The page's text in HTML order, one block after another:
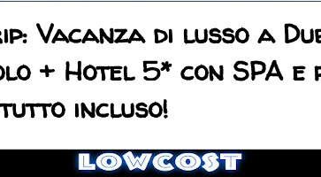
Vacanza di lusso a
+ Hotel 5* con SPA e
incluso!